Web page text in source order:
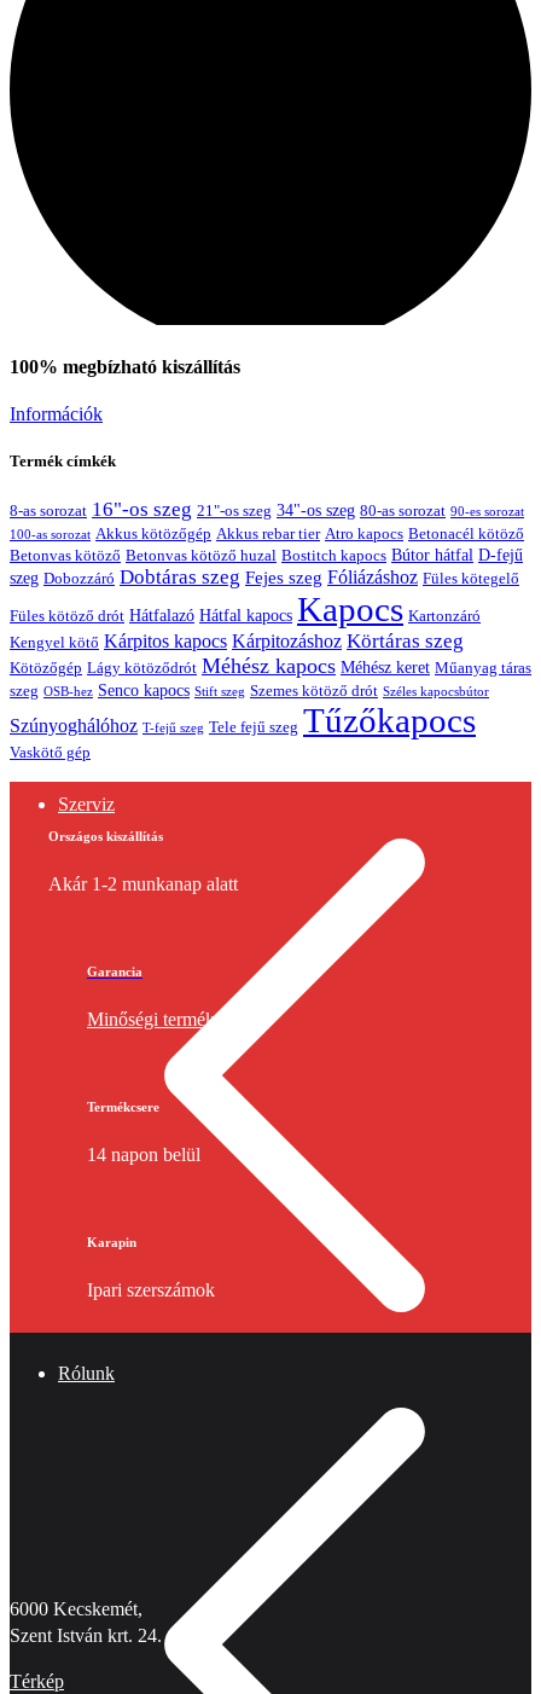
Szerviz
Rólunk
100% megbízható kiszállítás
Információk
Termék címkék
8-as sorozat 16"-os szeg 21"-os szeg 34"-os szeg 80-as sorozat 90-es sorozat
100-as sorozat Akkus kötözőgép Akkus rebar tier Atro kapocs Betonacél kötöző
Betonvas kötöző Betonvas kötöző huzal Bostitch kapocs Bútor hátfal D-fejű
szeg Dobozzáró Dobtáras szeg Fejes szeg Fóliázáshoz Füles kötegelő
Füles kötöző drót Hátfalazó Hátfal kapocs Kapocs Kartonzáró
Kengyel kötő Kárpitos kapocs Kárpitozáshoz Körtáras szeg
Kötözőgép Lágy kötöződrót Méhész kapocs Méhész keret Műanyag táras
szeg OSB-hez Senco kapocs Stift szeg Szemes kötöző drót Széles kapocsbútor
Szúnyoghálóhoz T-fejű szeg Tele fejű szeg Tűzőkapocs
Vaskötő gép
Országos kiszállítás
Akár 1-2 munkanap alatt
Garancia
Minőségi termékek
Termékcsere
14 napon belül
Karapin
Ipari szerszámok
6000 Kecskemét,
Szent István krt. 24.
Térkép